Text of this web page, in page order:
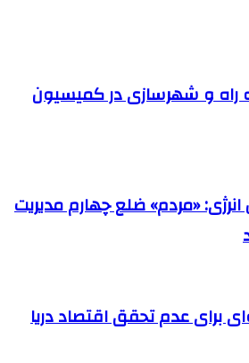
راه و شهرسازی در کمیسیون
«مردم» ضلع چهارم مدیریت
برای عدم تحقق اقتصاد دریا